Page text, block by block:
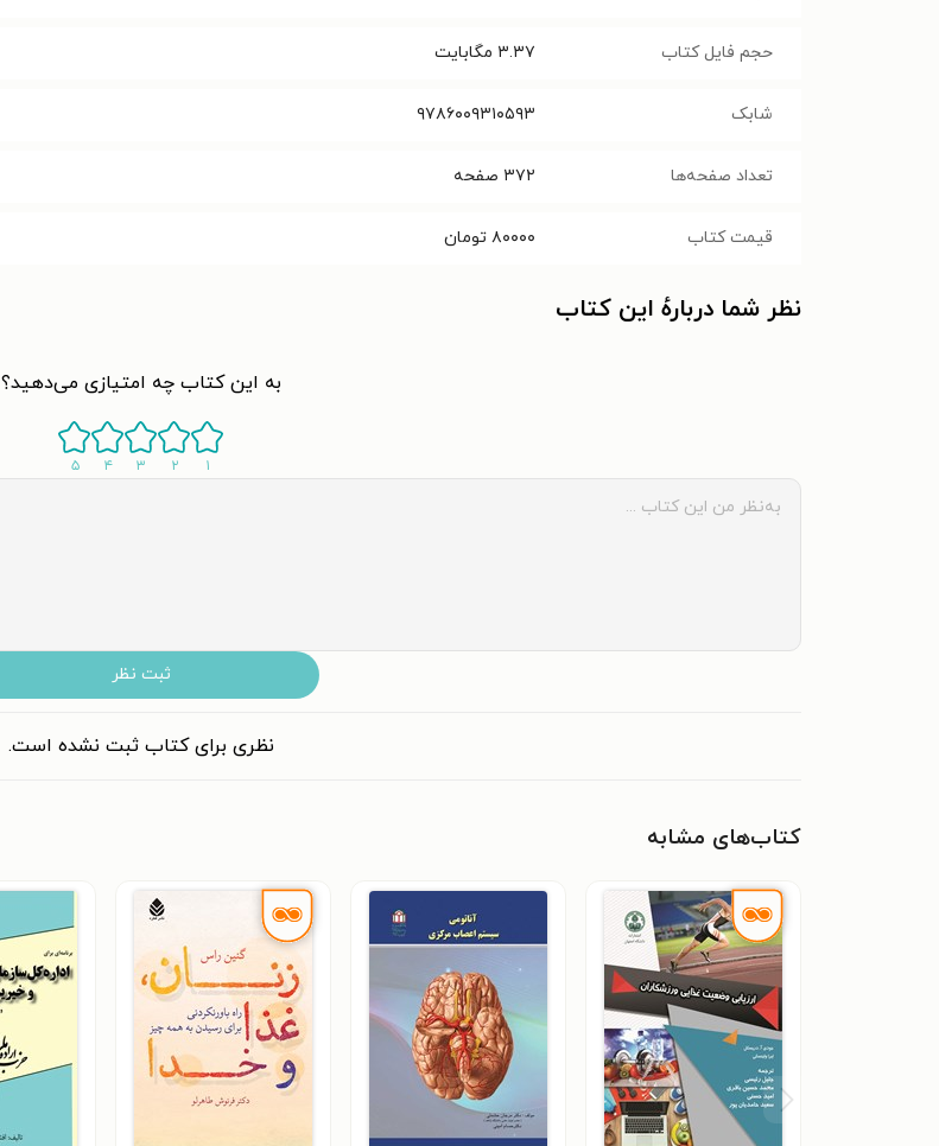
حجم فایل کتاب ۳.۳۷ مگابایت
شابک ۹۷۸۶۰۰۹۳۱۰۵۹۳
تعداد صفحه‌ها ۳۷۲ صفحه
قیمت کتاب ۸۰۰۰۰ تومان
نظر شما دربارهٔ این کتاب
به این کتاب چه امتیازی می‌دهید؟
۱ ۲ ۳ ۴ ۵
ثبت نظر
نظری برای کتاب ثبت نشده است.
کتاب‌های مشابه